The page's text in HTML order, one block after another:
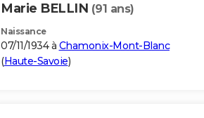
Marie BELLIN (91 ans)
Naissance
07/11/1934 à Chamonix-Mont-Blanc
(Haute-Savoie)